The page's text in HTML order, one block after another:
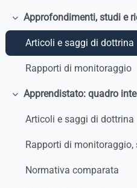
Minimizza
Articoli e saggi di dottrina
Rapporti di monitoraggio
Minimizza
Articoli e saggi di dottrina
Normativa comparata